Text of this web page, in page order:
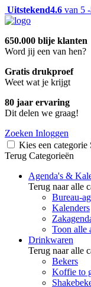
Uitstekend4.6 van 5 -
650.000 blije klanten
Word jij een van hen?
Gratis drukproef
Weet wat je krijgt
80 jaar ervaring
Dit delen we graag!
Zoeken Inloggen
Kies een categorie
Terug Categorieën
Agenda's &
Terug naar alle
Bureau-
Kalenders
Toon alle
Drinkwaren
Terug naar alle
Bekers
Koffie to